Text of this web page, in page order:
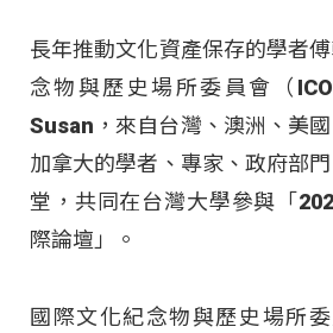
長年推動文化資產保存的學者
念物與歷史場所委員會（
Susan，來自台灣、澳洲、美
加拿大的學者、專家、政府部
堂，共同在台灣大學參與「
際論壇」。
國際文化紀念物與歷史場所